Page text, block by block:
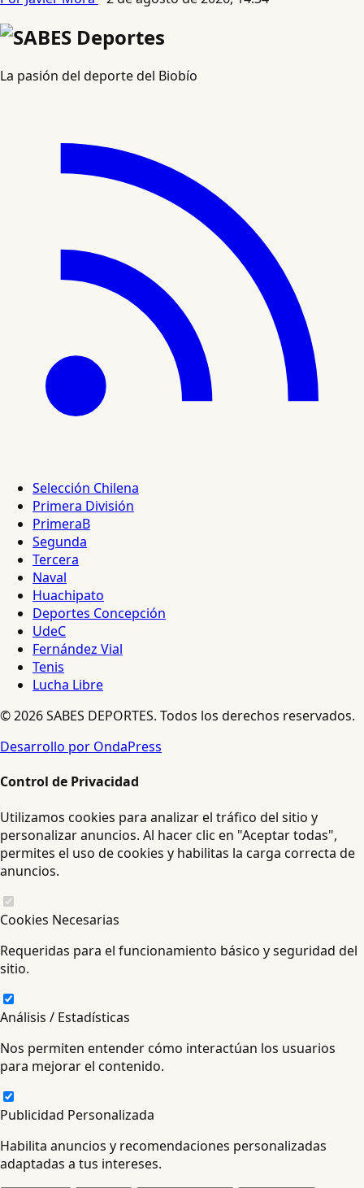
La pasión del deporte del Biobío
Selección Chilena
Primera División
PrimeraB
Segunda
Tercera
Naval
Huachipato
Deportes Concepción
UdeC
Fernández Vial
Tenis
Lucha Libre
© 2026 SABES DEPORTES. Todos los derechos reservados.
Desarrollo por OndaPress
Control de Privacidad
Utilizamos cookies para analizar el tráfico del sitio y
personalizar anuncios. Al hacer clic en "Aceptar todas",
permites el uso de cookies y habilitas la carga correcta de
anuncios.
Cookies Necesarias
Requeridas para el funcionamiento básico y seguridad del
sitio.
Análisis / Estadísticas
Nos permiten entender cómo interactúan los usuarios
para mejorar el contenido.
Publicidad Personalizada
Habilita anuncios y recomendaciones personalizadas
adaptadas a tus intereses.